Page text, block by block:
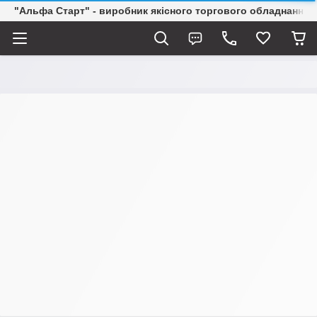
"Альфа Старт" - виробник якісного торгового обладнання